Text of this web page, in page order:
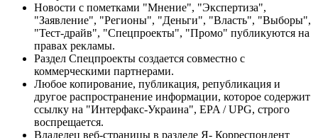
Новости с пометками "Мнение", "Экспертиза",
"Заявление", "Регионы", "Деньги", "Власть", "Выборы",
"Тест-драйв", "Спецпроекты", "Промо" публикуются на
правах рекламы.
Раздел Спецпроекты создается совместно с
коммерческими партнерами.
Любое копирование, публикация, републикация и
другое распространение информации, которое содержит
ссылку на "Интерфакс-Украина", EPA / UPG, строго
воспрещается.
Владелец веб-страницы в разделе Я- Корреспондент